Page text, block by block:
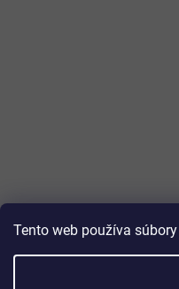
Tento web používa